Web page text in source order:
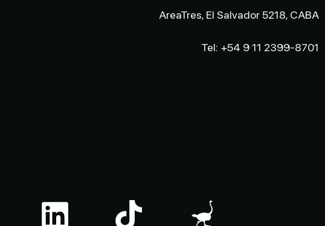
AreaTres, El Salvador 5218, CABA
Tel: +54 9 11 2399-8701